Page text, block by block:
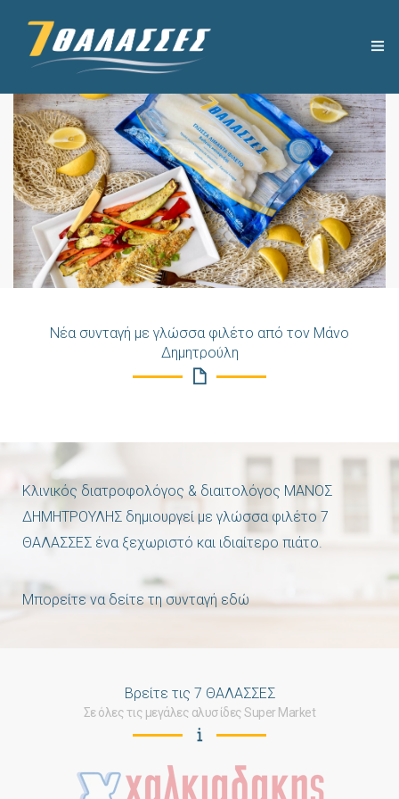
Η ΕΤΑΙΡΕΙΑ
ΧΡΗΣΙΜΑ
ΠΡΟΪΟΝΤΑ
ΣΥΝΤΑΓΕΣ
ΝΕΑ
ΕΠΙΚΟΙΝΩΝΙΑ
Νέα συνταγή με γλώσσα φιλέτο από τον Μάνο
Δημητρούλη
Κλινικός διατροφολόγος & διαιτολόγος ΜΑΝΟΣ
ΔΗΜΗΤΡΟΥΛΗΣ δημιουργεί με γλώσσα φιλέτο 7
ΘΑΛΑΣΣΕΣ ένα ξεχωριστό και ιδιαίτερο πιάτο.
Μπορείτε να δείτε τη συνταγήεδώ
Βρείτε τις 7 ΘΑΛΑΣΣΕΣ
Σε όλες τις μεγάλες αλυσίδες Super Market